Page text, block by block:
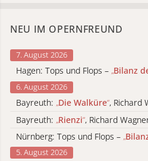
NEU IM OPERNFREUND
7. August 2026
Hagen: Tops und Flops – „Bilanz
6. August 2026
Bayreuth: „Die Walküre“, Richard
Bayreuth: „Rienzi“, Richard
Nürnberg: Tops und Flops – „
5. August 2026